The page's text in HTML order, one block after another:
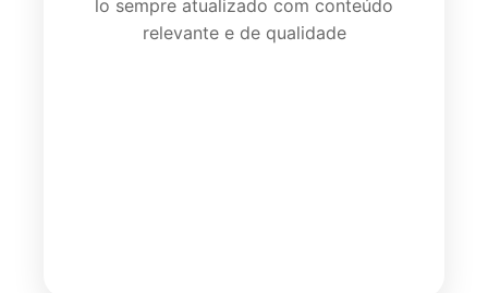
lo sempre atualizado com conteúdo
relevante e de qualidade